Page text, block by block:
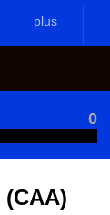
plus
0